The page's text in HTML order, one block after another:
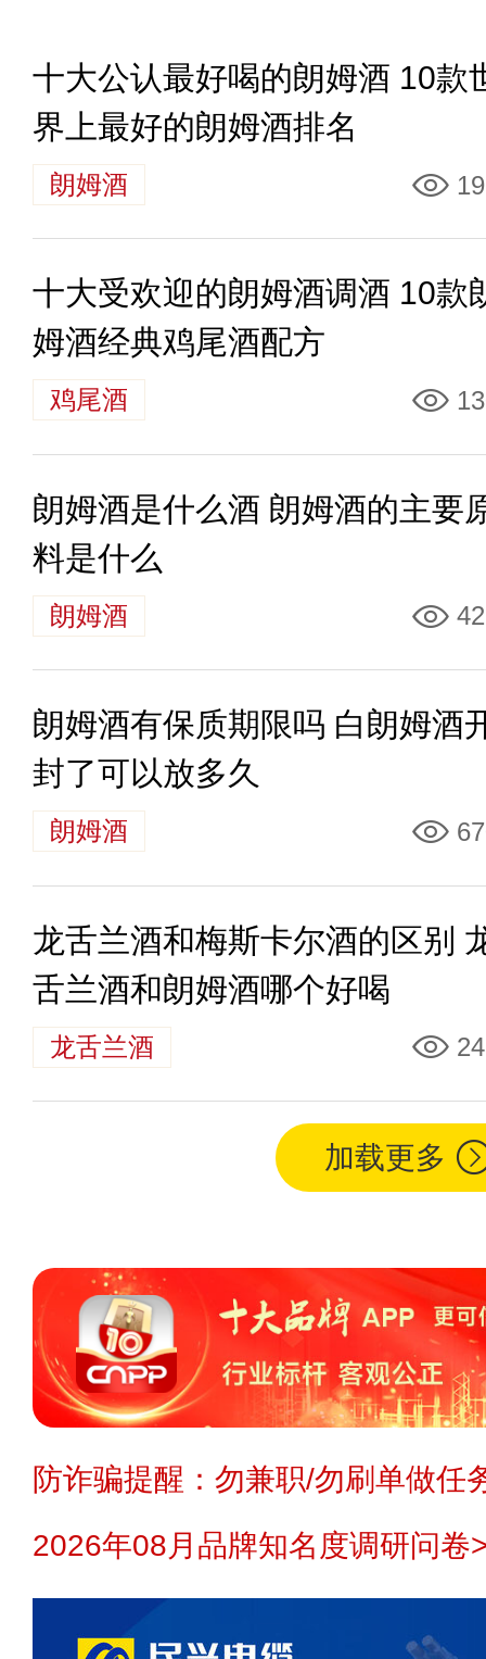
十大公认最好喝的朗姆酒 10款
界上最好的朗姆酒排名
朗姆酒
十大受欢迎的朗姆酒调酒 10款
姆酒经典鸡尾酒配方
鸡尾酒
朗姆酒是什么酒 朗姆酒的主要
料是什么
朗姆酒
朗姆酒有保质期限吗 白朗姆酒
封了可以放多久
朗姆酒
龙舌兰酒和梅斯卡尔酒的区别
舌兰酒和朗姆酒哪个好喝
龙舌兰酒
加载更多
防诈骗提醒：勿兼职/勿刷单做任
2026年08月品牌知名度调研问卷